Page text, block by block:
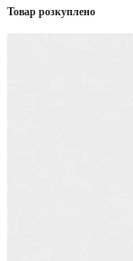
Товар розкуплено